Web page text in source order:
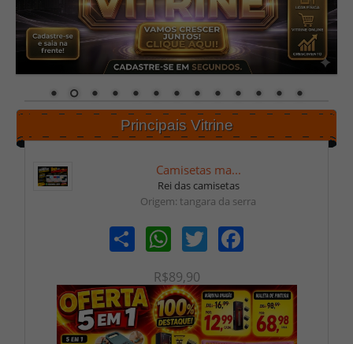
Principais Vitrine
Camisetas ma...
Rei das camisetas
Origem: tangara da serra
Share WhatsAppTwitter Facebook
R$89,90